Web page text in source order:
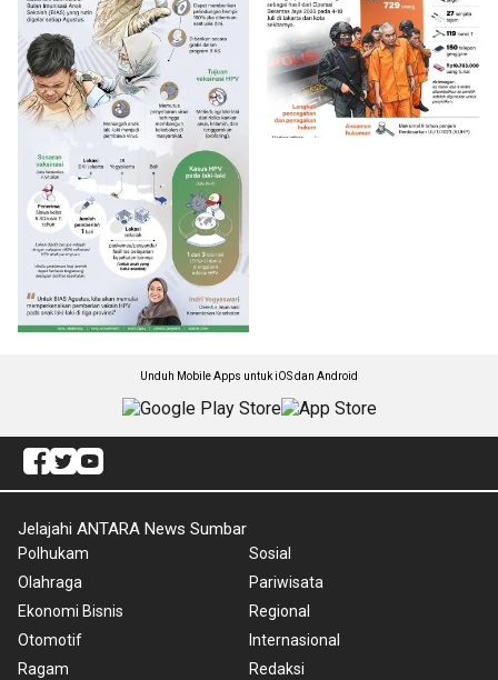
Unduh Mobile Apps untuk iOS dan Android
Jelajahi ANTARA News Sumbar
Polhukam
Olahraga
Ekonomi Bisnis
Otomotif
Ragam
Sosial
Pariwisata
Regional
Internasional
Redaksi